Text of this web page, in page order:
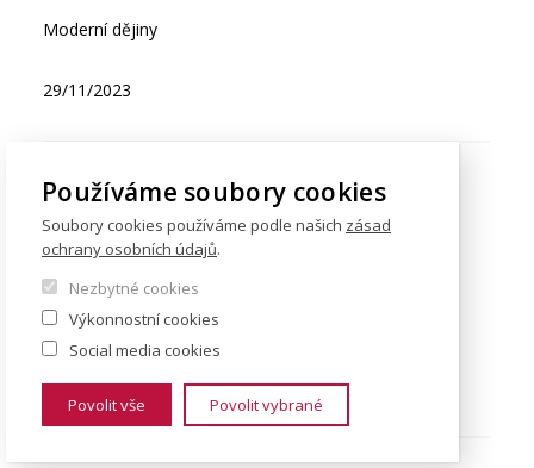
Moderní dějiny
29/11/2023
doc. PhDr. Ing. Antonie DOLEŽALOVÁ, Ph.D.
Jmenovací
Moderní dějiny
29/11/2023
Používáme soubory cookies
Soubory cookies používáme podle našich zásad
ochrany osobních údajů.
Nezbytné cookies
Výkonnostní cookies
Social media cookies
Povolit vše Povolit vybrané